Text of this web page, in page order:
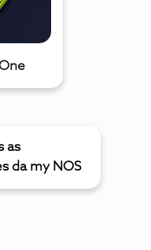
as
da my NOS